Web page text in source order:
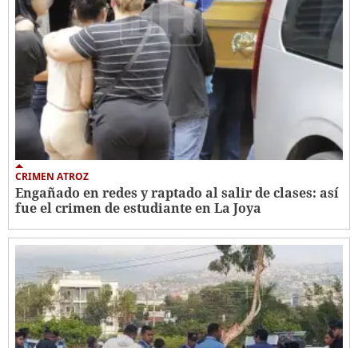
CRIMEN ATROZ
Engañado en redes y raptado al salir de clases: así
fue el crimen de estudiante en La Joya